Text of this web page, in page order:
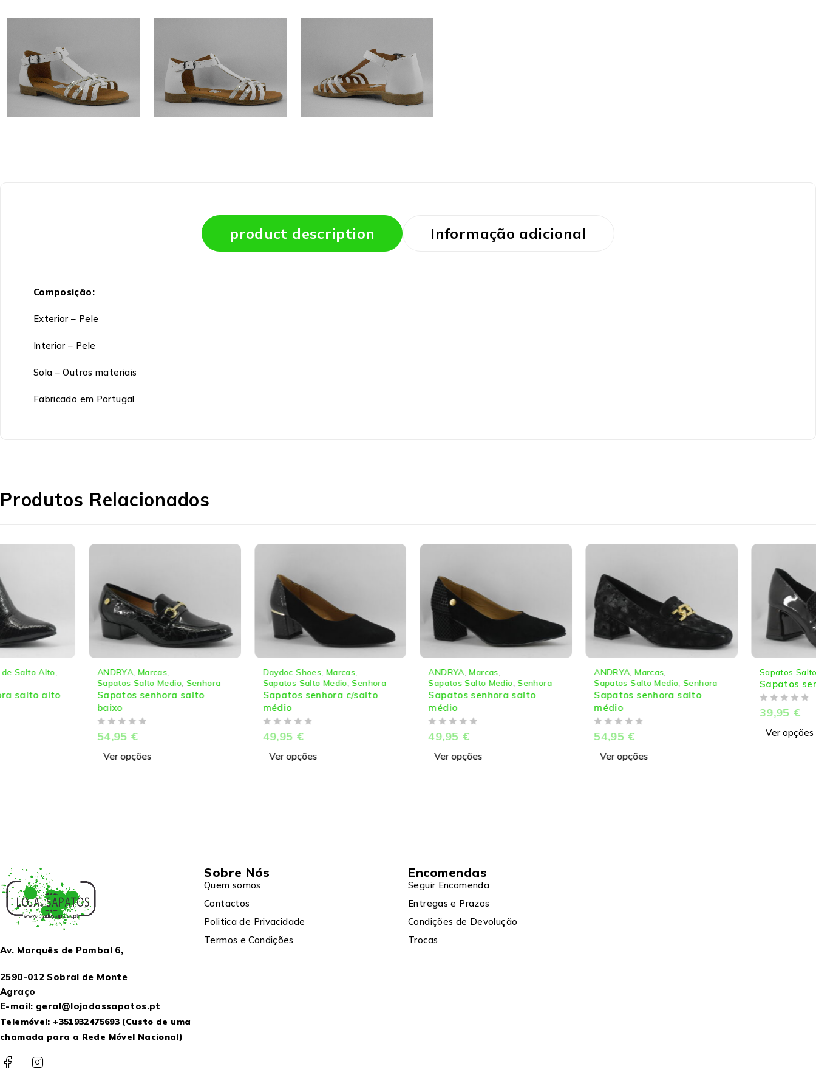
product description Informação adicional
Composição:
Exterior – Pele
Interior – Pele
Sola – Outros materiais
Fabricado em Portugal
Produtos Relacionados
ANDRYA,Marcas
,Senhora
Sapatos senhora salto
Marcas,
Sapatos Salto Medio
,Senhora
Sapatos senhora c/salto
ANDRYA
Sapatos Salto Medio
,Senhora
Sapatos senhora salto
Sapatos Salto Medio
,Senhora
Sapatos senhora salto
,Senhora
Sapatos senhora c/salto
Av. Marquês de Pombal 6,
2590-012 Sobral de Monte
Agraço
E-mail: geral@lojadossapatos.pt
Telemóvel: +351932475693 (Custo de uma
chamada para a Rede Móvel Nacional)
Sobre Nós
Quem somos
Contactos
Politica de Privacidade
Termos e Condições
Encomendas
Seguir Encomenda
Entregas e Prazos
Condições de Devolução
Trocas